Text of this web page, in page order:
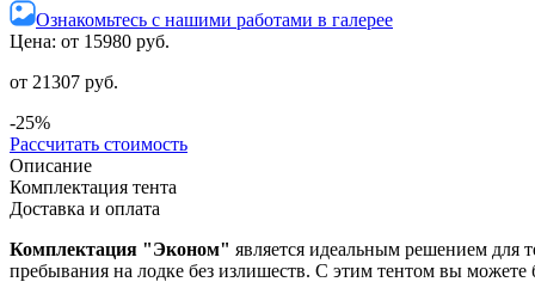
Ознакомьтесь с нашими работами в галерее
Цена: от 15980 руб.
от 21307 руб.
-25%
Рассчитать стоимость
Описание
Комплектация тента
Доставка и оплата
Комплектация "Эконом" является идеальным решением для
пребывания на лодке без излишеств. С этим тентом вы